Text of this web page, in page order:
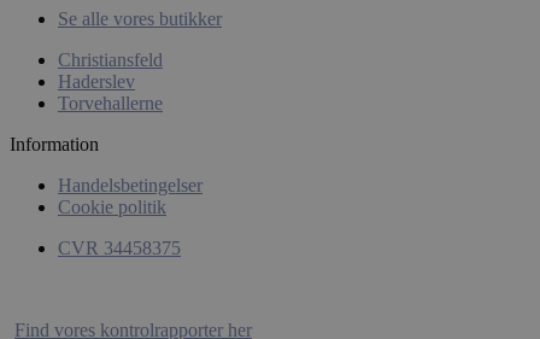
Se alle vores butikker
Christiansfeld
Haderslev
Torvehallerne
Information
Handelsbetingelser
Cookie politik
CVR 34458375
Find vores kontrolrapporter her
wp_woocommerce_session_[abcdef0123456789]